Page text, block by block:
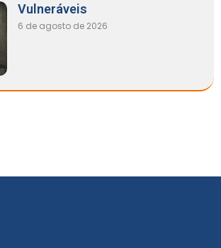
Vulneráveis
6 de agosto de 2026